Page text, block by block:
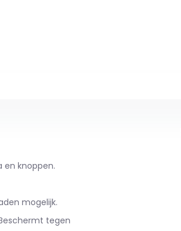
en knoppen.
mogelijk.
tegen